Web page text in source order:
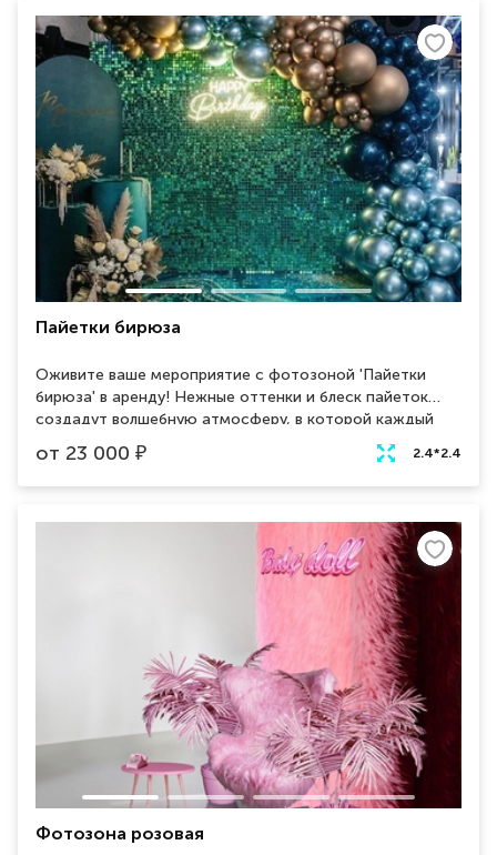
Пайетки бирюза
Оживите ваше мероприятие с фотозоной 'Пайетки
бирюза' в аренду! Нежные оттенки и блеск пайеток
создадут волшебную атмосферу, в которой каждый
кадр станет настоящим произведением искусства.
Удивите гостей и создайте незабываемые
воспоминания. Забронируйте прямо сейчас!
от 23 000 ₽ 2.4*2.4
Фотозона розовая